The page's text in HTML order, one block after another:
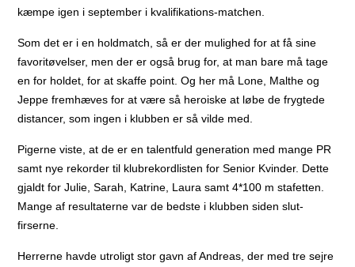
kæmpe igen i september i kvalifikations-matchen.
Som det er i en holdmatch, så er der mulighed for at få sine
favoritøvelser, men der er også brug for, at man bare må tage
en for holdet, for at skaffe point. Og her må Lone, Malthe og
Jeppe fremhæves for at være så heroiske at løbe de frygtede
distancer, som ingen i klubben er så vilde med.
Pigerne viste, at de er en talentfuld generation med mange PR
samt nye rekorder til klubrekordlisten for Senior Kvinder. Dette
gjaldt for Julie, Sarah, Katrine, Laura samt 4*100 m stafetten.
Mange af resultaterne var de bedste i klubben siden slut-
firserne.
Herrerne havde utroligt stor gavn af Andreas, der med tre sejre